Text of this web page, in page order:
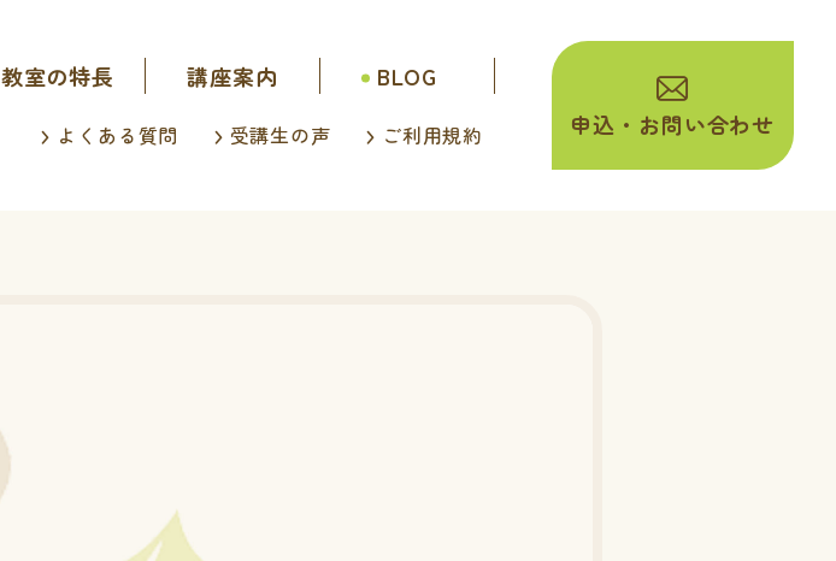
教室の特長 講座案内 BLOG
よくある質問 受講生の声 ご利用規約 申込・ お問い合わせ